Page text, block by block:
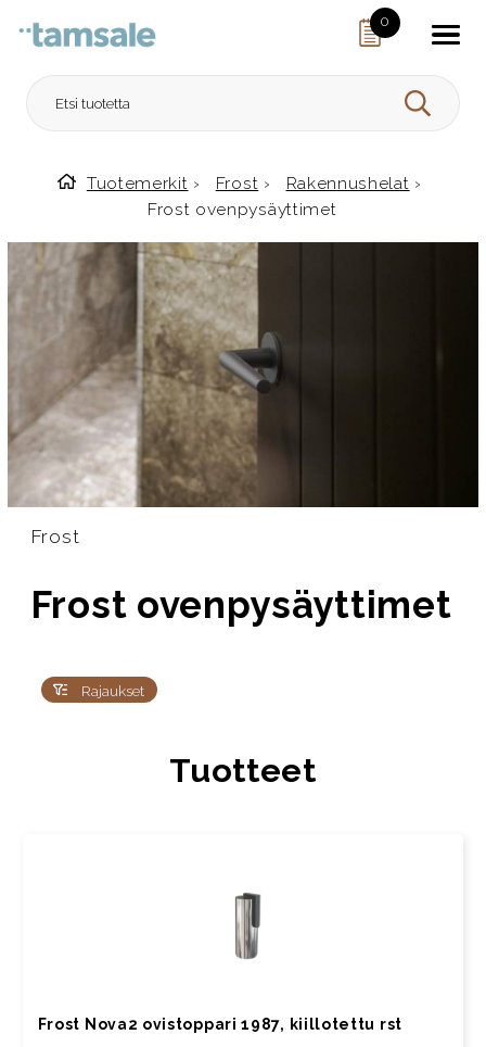
0
HAE
Etusivulle
Tuotemerkit › Frost › Rakennushelat ›
Frost ovenpysäyttimet
Frost
Frost ovenpysäyttimet
Rajaukset
Tuotteet
Frost Nova2 ovistoppari 1987, kiillotettu rst